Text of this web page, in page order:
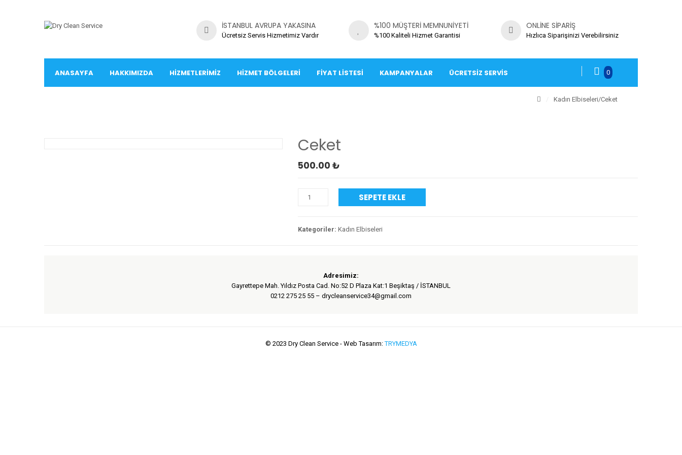
İSTANBUL AVRUPA YAKASINA
Ücretsiz Servis Hizmetimiz Vardır
%100 MÜŞTERI MEMNUNIYETI
%100 Kaliteli Hizmet Garantisi
ONLINE SIPARIŞ
Hızlıca Siparişinizi Verebilirsiniz
ANASAYFA HAKKIMIZDA HIZMETLERIMIZ HIZMET BÖLGELERI FIYAT LISTESI KAMPANYALAR ÜCRETSIZ SERVIS 0
Kadın Elbiseleri/Ceket
Ceket
500.00 ₺
SEPETE EKLE
Kategoriler: Kadın Elbiseleri
Adresimiz:
Gayrettepe Mah. Yıldız Posta Cad. No:52 D Plaza Kat:1 Beşiktaş / İSTANBUL
0212 275 25 55 – drycleanservice34@gmail.com
© 2023 Dry Clean Service - Web Tasarım:TRYMEDYA